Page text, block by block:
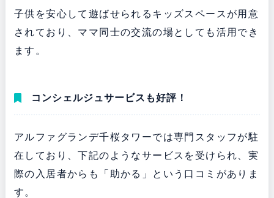
子供を安心して遊ばせられるキッズスペースが用意
されており、ママ同士の交流の場としても活用でき
ます。
コンシェルジュサービスも好評！
アルファグランデ千桜タワーでは専門スタッフが駐
在しており、下記のようなサービスを受けられ、実
際の入居者からも「助かる」という口コミがありま
す。